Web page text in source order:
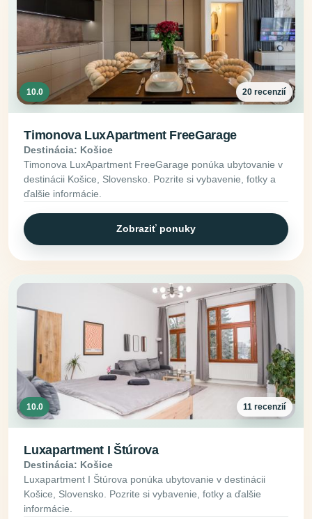
10.0 20 recenzií
Timonova LuxApartment FreeGarage
Destinácia: Košice
Timonova LuxApartment FreeGarage ponúka ubytovanie v
destinácii Košice, Slovensko. Pozrite si vybavenie, fotky a
ďalšie informácie.
Zobraziť ponuky
10.0 11 recenzií
Luxapartment I Štúrova
Destinácia: Košice
Luxapartment I Štúrova ponúka ubytovanie v destinácii
Košice, Slovensko. Pozrite si vybavenie, fotky a ďalšie
informácie.